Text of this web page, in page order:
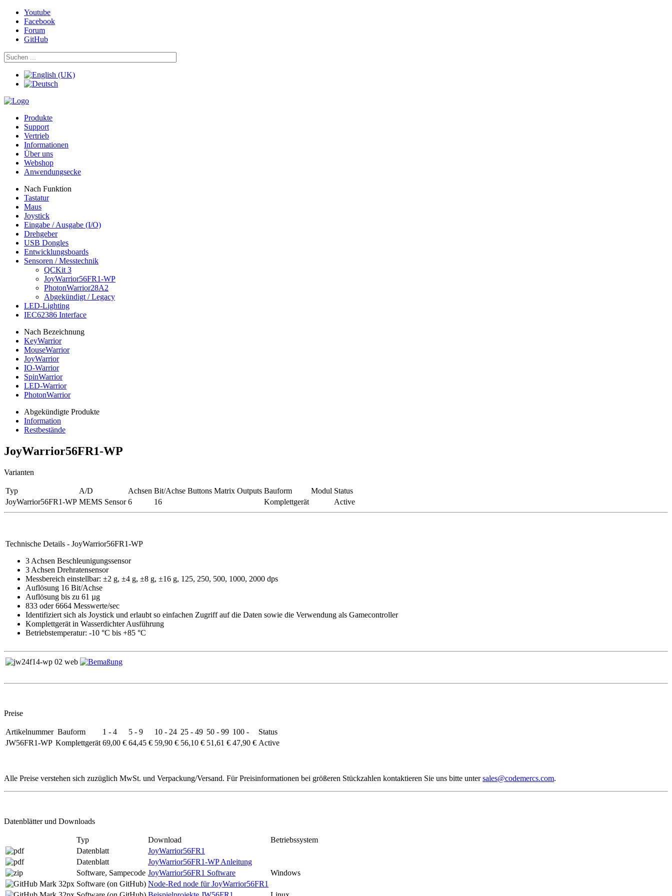
Youtube
Facebook
Forum
GitHub
Produkte
Support
Vertrieb
Informationen
Über uns
Webshop
Anwendungsecke
Nach Funktion
Tastatur
Maus
Joystick
Eingabe / Ausgabe (I/O)
Drehgeber
USB Dongles
Entwicklungsboards
Sensoren / Messtechnik
QCKit 3
JoyWarrior56FR1-WP
PhotonWarrior28A2
Abgekündigt / Legacy
LED-Lighting
IEC62386 Interface
Nach Bezeichnung
KeyWarrior
MouseWarrior
JoyWarrior
IO-Warrior
SpinWarrior
LED-Warrior
PhotonWarrior
Abgekündigte Produkte
Information
Restbestände
JoyWarrior56FR1-WP
Varianten
Typ A/D Achsen Bit/Achse Buttons Matrix Outputs Bauform Modul Status
JoyWarrior56FR1-WP MEMS Sensor 6 16 Komplettgerät Active
Technische Details - JoyWarrior56FR1-WP
3 Achsen Beschleunigungssensor
3 Achsen Drehratensensor
Messbereich einstellbar: ±2 g, ±4 g, ±8 g, ±16 g, 125, 250, 500, 1000, 2000 dps
Auflösung 16 Bit/Achse
Auflösung bis zu 61 µg
833 oder 6664 Messwerte/sec
Identifiziert sich als Joystick und erlaubt so einfachen Zugriff auf die Daten sowie die Verwendung als Gamecontroller
Komplettgerät in Wasserdichter Ausführung
Betriebstemperatur: -10 °C bis +85 °C
Preise
Artikelnummer Bauform 1 - 4 5 - 9 10 - 24 25 - 49 50 - 99 100 -
Status
JW56FR1-WP Komplettgerät 69,00 € 64,45 € 59,90 € 56,10 € 51,61 € 47,90 € Active
Alle Preise verstehen sich zuzüglich MwSt. und Verpackung/Versand. Für Preisinformationen bei größeren Stückzahlen kontaktieren Sie uns bitte untersales@codemercs.com.
Datenblätter und Downloads
Typ Download
Betriebssystem
Datenblatt
JoyWarrior56FR1
Datenblatt
JoyWarrior56FR1-WP Anleitung
Software, Sampecode JoyWarrior56FR1 Software
Windows
Software (on GitHub) Node-Red node für JoyWarrior56FR1